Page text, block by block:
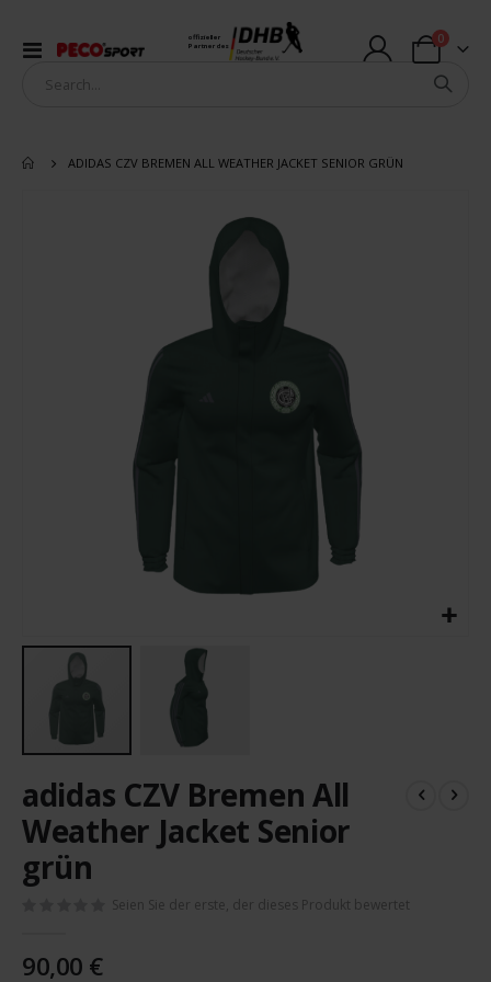
Navigation
offizieller
Partner des
Warenkorb
0Artikel
ADIDAS CZV BREMEN ALL WEATHER JACKET SENIOR GRÜN
Anfang
der
Bildergalerie
springen
adidas CZV Bremen All
Weather Jacket Senior
grün
Seien Sie der erste, der dieses Produkt bewertet
90,00 €